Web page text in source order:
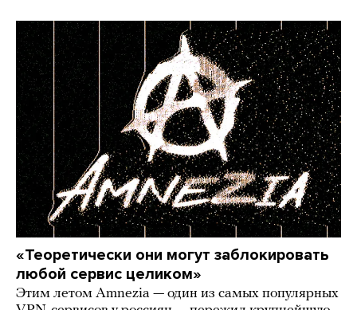
«Теоретически они могут заблокировать
любой сервис целиком»
Этим летом Amnezia — один из самых популярных